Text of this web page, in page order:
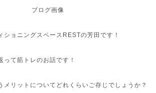
ショニングスペースRESTの芳田です！
って筋トレのお話です！
メリットについてどれくらいご存じでしょうか？